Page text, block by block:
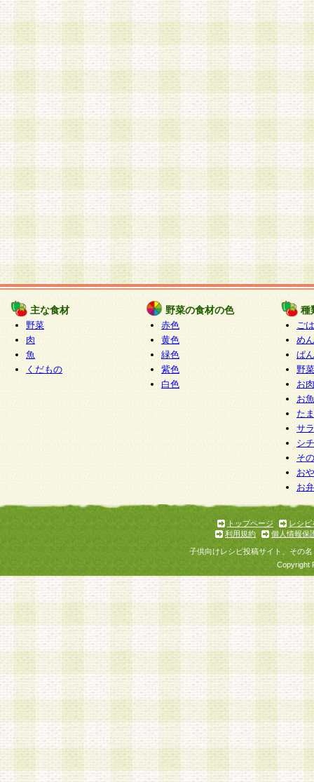
主な食材
野菜
肉
魚
くだもの
野菜の食材の色
赤色
黄色
緑色
紫色
白色
種
ご
めん
ぱん
野
お
お
た
サ
シ
そ
お
お
トップページ
レシピ
利用規約
個人情報保
子供向けレシピ投稿サイト、その
Copyright